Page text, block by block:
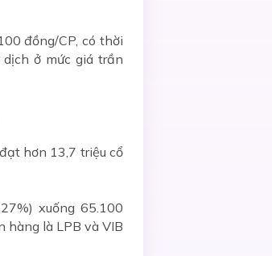
đồng/CP, có thời
ở mức giá trần
hơn 13,7 triệu cổ
xuống 65.100
hàng là LPB và VIB